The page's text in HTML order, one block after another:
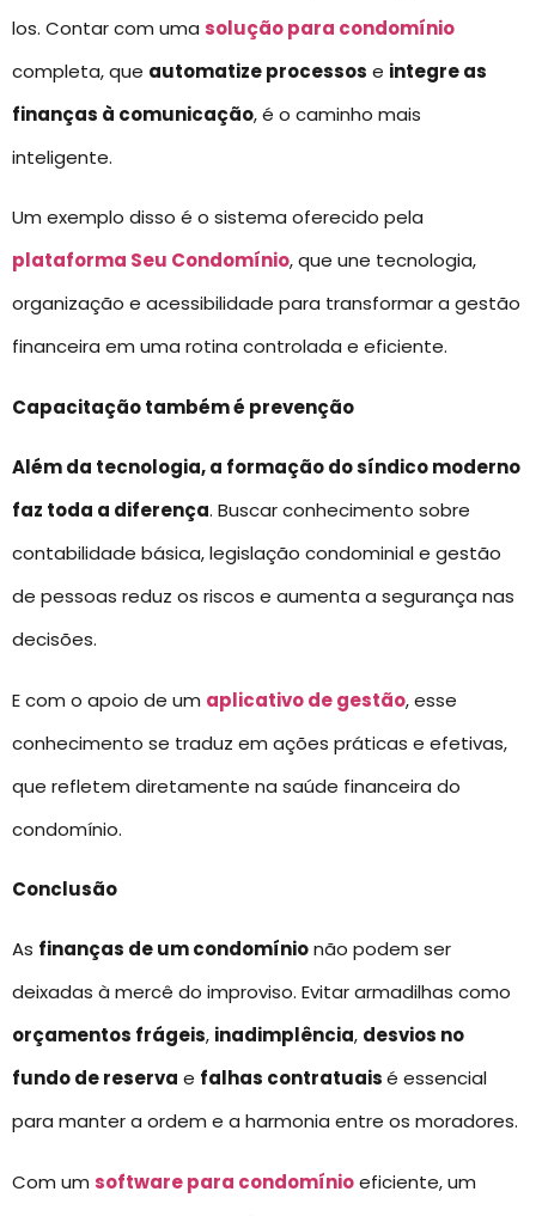
los. Contar com uma solução para condomínio
completa, que automatize processos e integre as
finanças à comunicação, é o caminho mais
inteligente.
Um exemplo disso é o sistema oferecido pela
plataforma Seu Condomínio, que une tecnologia,
organização e acessibilidade para transformar a gestão
financeira em uma rotina controlada e eficiente.
Capacitação também é prevenção
Além da tecnologia, a formação do síndico moderno
faz toda a diferença. Buscar conhecimento sobre
contabilidade básica, legislação condominial e gestão
de pessoas reduz os riscos e aumenta a segurança nas
decisões.
E com o apoio de um aplicativo de gestão, esse
conhecimento se traduz em ações práticas e efetivas,
que refletem diretamente na saúde financeira do
condomínio.
Conclusão
As finanças de um condomínionão podem ser
deixadas à mercê do improviso. Evitar armadilhas como
orçamentos frágeis, inadimplência, desvios no
fundo de reserva e falhas contratuaisé essencial
para manter a ordem e a harmonia entre os moradores.
Com um software para condomínioeficiente, um